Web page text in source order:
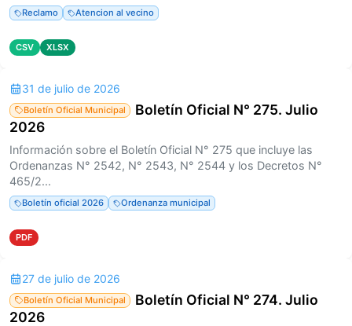
Reclamo Atencion al vecino
CSV XLSX
31 de julio de 2026
Boletín Oficial Municipal
Boletín Oficial N° 275. Julio
2026
Información sobre el Boletín Oficial N° 275 que incluye las
Ordenanzas N° 2542, N° 2543, N° 2544 y los Decretos N°
465/2...
Boletín oficial 2026 Ordenanza municipal
PDF
27 de julio de 2026
Boletín Oficial Municipal
Boletín Oficial N° 274. Julio
2026